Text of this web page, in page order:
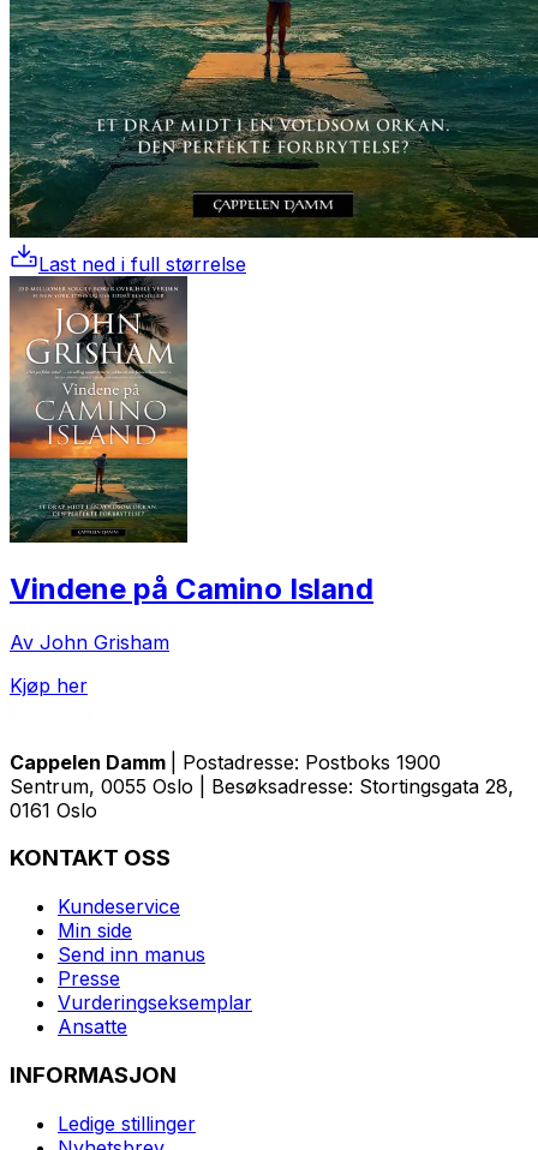
Last ned i full størrelse
Vindene på Camino Island
Av John Grisham
Kjøp her
Cappelen Damm
| Postadresse: Postboks 1900
Sentrum, 0055 Oslo | Besøksadresse: Stortingsgata 28,
0161 Oslo
KONTAKT OSS
Kundeservice
Min side
Send inn manus
Presse
Vurderingseksemplar
Ansatte
INFORMASJON
Ledige stillinger